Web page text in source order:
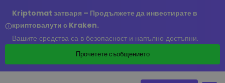
Kriptomat затваря – Продължете да инвестирате в
криптовалути с Kraken.
Вашите средства са в безопасност и напълно достъпни.
Прочетете съобщението